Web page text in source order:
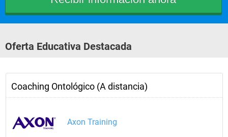
Oferta Educativa Destacada
Coaching Ontológico (A distancia)
Axon Training